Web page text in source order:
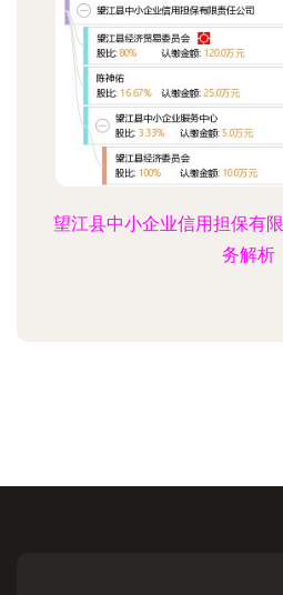
望江县中小企业信用担保有
务解析